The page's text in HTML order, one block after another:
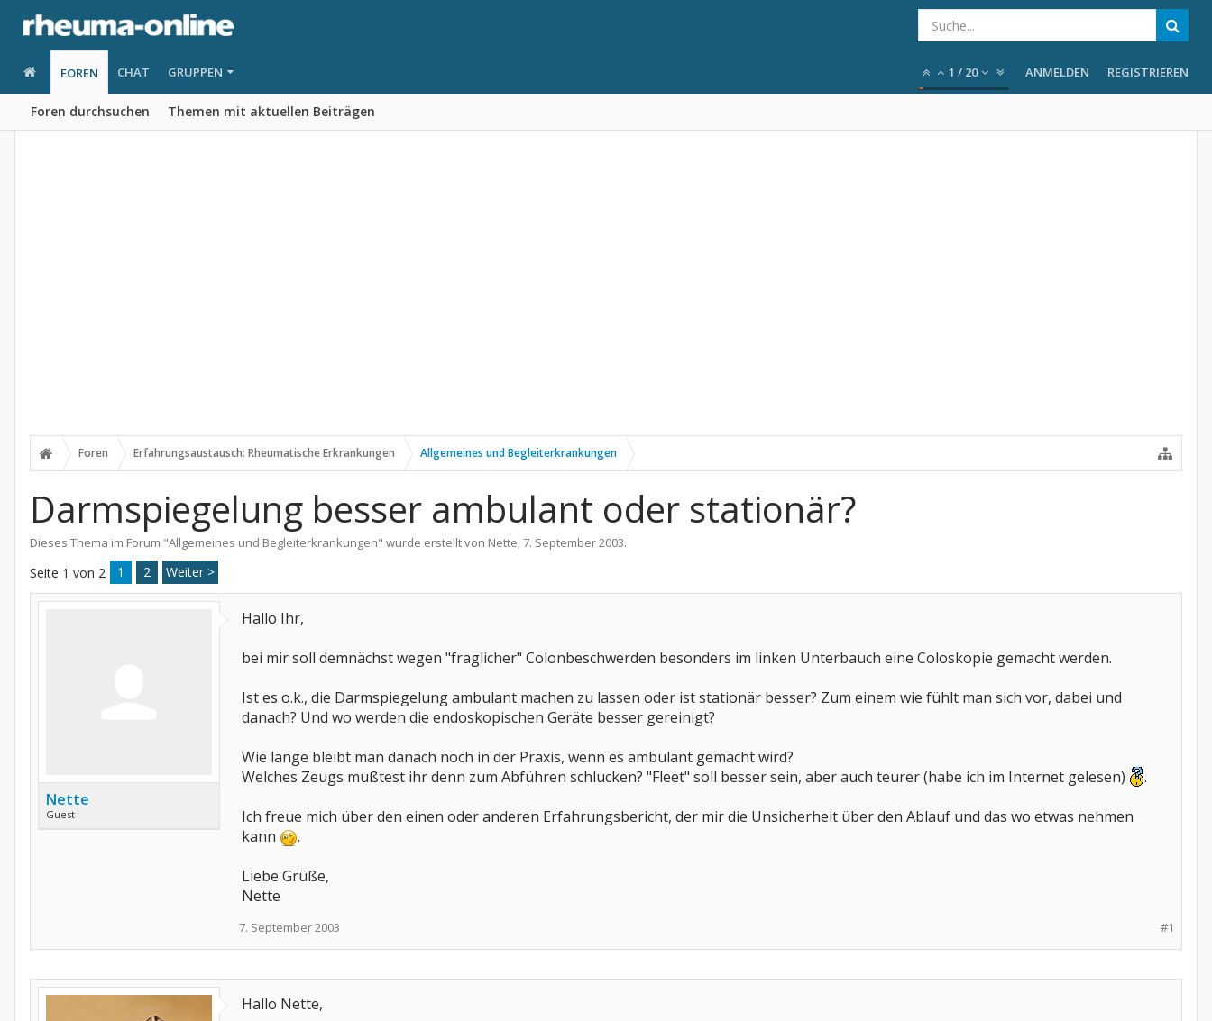
FOREN
Foren durchsuchen Themen mit aktuellen Beiträgen
CHAT GRUPPEN 1 / 20 ANMELDEN REGISTRIEREN
Foren Erfahrungsaustausch: Rheumatische Erkrankungen Allgemeines und Begleiterkrankungen
Darmspiegelung besser ambulant oder stationär?
Dieses Thema im Forum "Allgemeines und Begleiterkrankungen" wurde erstellt von Nette, 7. September 2003.
Seite 1 von 2 1 2 Weiter >
Nette
Guest
Hallo Ihr,
bei mir soll demnächst wegen "fraglicher" Colonbeschwerden besonders im linken Unterbauch eine Coloskopie gemacht werden.
Ist es o.k., die Darmspiegelung ambulant machen zu lassen oder ist stationär besser? Zum einem wie fühlt man sich vor, dabei und
danach? Und wo werden die endoskopischen Geräte besser gereinigt?
Wie lange bleibt man danach noch in der Praxis, wenn es ambulant gemacht wird?
Welches Zeugs mußtest ihr denn zum Abführen schlucken? "Fleet" soll besser sein, aber auch teurer (habe ich im Internet gelesen)
.
Ich freue mich über den einen oder anderen Erfahrungsbericht, der mir die Unsicherheit über den Ablauf und das wo etwas nehmen
kann
.
Liebe Grüße,
Nette
#1
7. September 2003
Hallo Nette,